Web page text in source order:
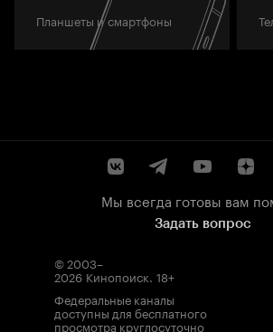
Планшеты и смартфоны
Мы всегда готовы вам
Задать вопрос
© 2003–
2026 Кинопоиск. 18+
Федеральные каналы
доступны для бесплатного
просмотра круглосуточно